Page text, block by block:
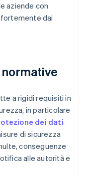
aziende con
dai
a rigidi requisiti in
in particolare
dei dati
di sicurezza
conseguenze
alle autorità e